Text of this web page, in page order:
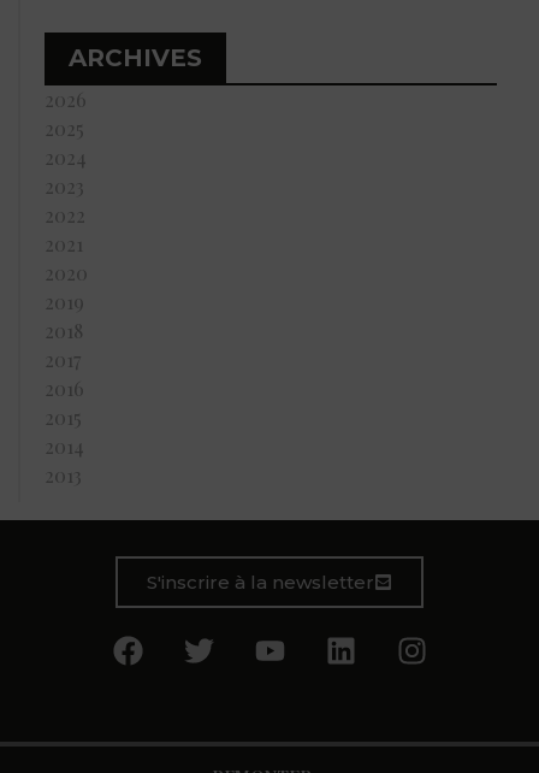
ARCHIVES
2026
2025
2024
2023
2022
2021
2020
2019
2018
2017
2016
2015
2014
2013
S'inscrire à la newsletter